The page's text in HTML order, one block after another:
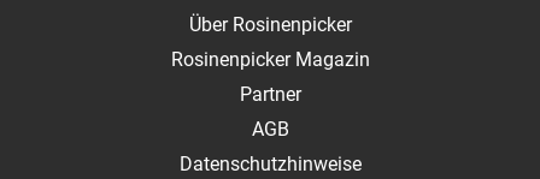
Über Rosinenpicker
Rosinenpicker Magazin
Partner
AGB
Datenschutzhinweise